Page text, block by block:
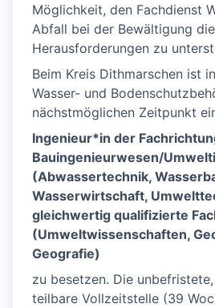
Möglichkeit, den Fachdienst
Abfall bei der Bewältigung
Herausforderungen zu
Beim Kreis Dithmarschen ist
Wasser- und
nächstmöglichen Zeitpunkt
Ingenieur*in der
Bauingenieurwesen/
(Abwassertechnik,
Wasserwirtschaft,
gleichwertig qualifizierte
(Umweltwissenschaften,
Geografie)
zu besetzen. Die
teilbare Vollzeitstelle (39